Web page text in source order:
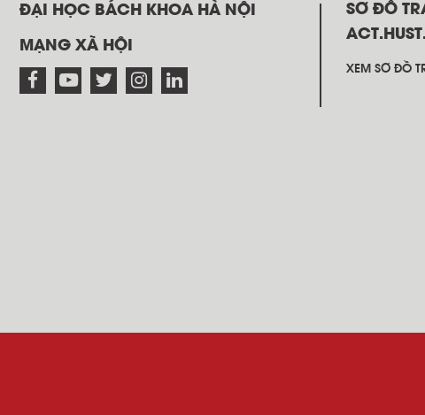
ĐẠI HỌC BÁCH KHOA HÀ NỘI
MẠNG XÃ HỘI
SƠ ĐỒ
XEM SƠ ĐỒ